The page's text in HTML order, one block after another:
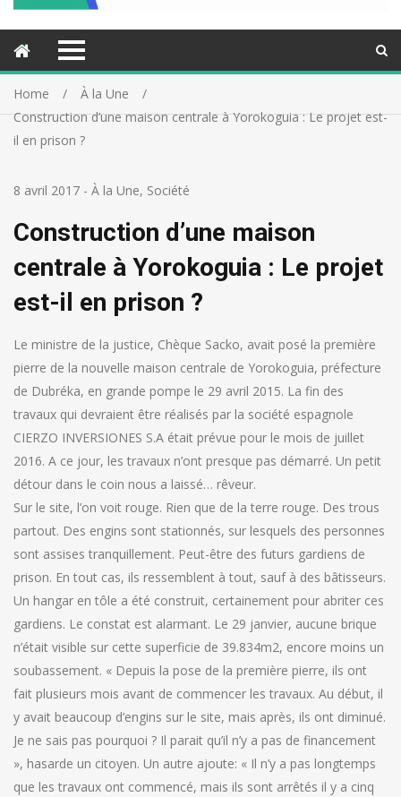
Home
À la Une
Construction d’une maison centrale à Yorokoguia : Le projet est-
il en prison ?
8 avril 2017 - À la Une, Société
Construction d’une maison
centrale à Yorokoguia : Le projet
est-il en prison ?
Le ministre de la justice, Chèque Sacko, avait posé la première
pierre de la nouvelle maison centrale de Yorokoguia, préfecture
de Dubréka, en grande pompe le 29 avril 2015. La fin des
travaux qui devraient être réalisés par la société espagnole
CIERZO INVERSIONES S.A était prévue pour le mois de juillet
2016. A ce jour, les travaux n’ont presque pas démarré. Un petit
détour dans le coin nous a laissé… rêveur.
Sur le site, l’on voit rouge. Rien que de la terre rouge. Des trous
partout. Des engins sont stationnés, sur lesquels des personnes
sont assises tranquillement. Peut-être des futurs gardiens de
prison. En tout cas, ils ressemblent à tout, sauf à des bâtisseurs.
Un hangar en tôle a été construit, certainement pour abriter ces
gardiens. Le constat est alarmant. Le 29 janvier, aucune brique
n’était visible sur cette superficie de 39.834m2, encore moins un
soubassement. « Depuis la pose de la première pierre, ils ont
fait plusieurs mois avant de commencer les travaux. Au début, il
y avait beaucoup d’engins sur le site, mais après, ils ont diminué.
Je ne sais pas pourquoi ? Il parait qu’il n’y a pas de financement
», hasarde un citoyen. Un autre ajoute: « Il n’y a pas longtemps
que les travaux ont commencé, mais ils sont arrêtés il y a cinq